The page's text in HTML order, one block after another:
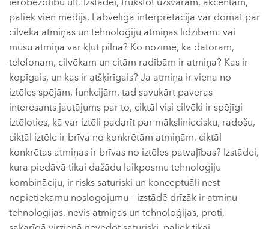
paliek vien medijs. Labvēlīgā interpretācijā var domāt par
cilvēka atmiņas un tehnoloģiju atmiņas līdzībām: vai
mūsu atmiņa var kļūt pilna? Ko nozīmē, ka datoram,
telefonam, cilvēkam un citām radībām ir atmiņa? Kas ir
kopīgais, un kas ir atšķirīgais? Ja atmiņa ir viena no
iztēles spējām, funkcijām, tad savukārt paveras
interesants jautājums par to, ciktāl visi cilvēki ir spējīgi
iztēloties, kā var iztēli padarīt par māksliniecisku, radošu,
ciktāl iztēle ir brīva no konkrētām atmiņām, ciktāl
konkrētas atmiņas ir brīvas no iztēles patvaļības? Izstādei,
kura piedāvā tikai dažādu laikposmu tehnoloģiju
kombināciju, ir risks saturiski un konceptuāli nest
nepietiekamu noslogojumu – izstādē drīzāk ir atmiņu
tehnoloģijas, nevis atmiņas un tehnoloģijas, proti,